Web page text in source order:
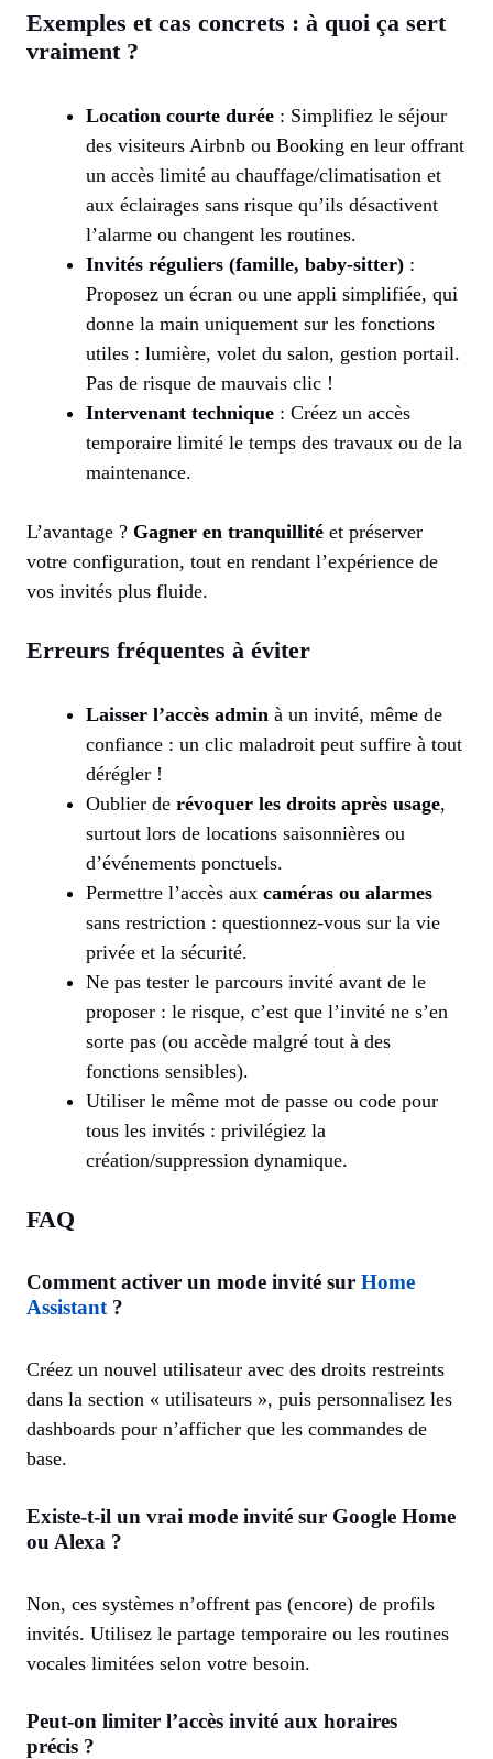
Exemples et cas concrets : à quoi ça sert
vraiment ?
Location courte durée : Simplifiez le séjour
des visiteurs Airbnb ou Booking en leur offrant
un accès limité au chauffage/climatisation et
aux éclairages sans risque qu’ils désactivent
l’alarme ou changent les routines.
Invités réguliers (famille, baby-sitter) :
Proposez un écran ou une appli simplifiée, qui
donne la main uniquement sur les fonctions
utiles : lumière, volet du salon, gestion portail.
Pas de risque de mauvais clic !
Intervenant technique : Créez un accès
temporaire limité le temps des travaux ou de la
maintenance.
L’avantage ? Gagner en tranquillité et préserver
votre configuration, tout en rendant l’expérience de
vos invités plus fluide.
Erreurs fréquentes à éviter
Laisser l’accès admin à un invité, même de
confiance : un clic maladroit peut suffire à tout
dérégler !
Oublier de révoquer les droits après usage,
surtout lors de locations saisonnières ou
d’événements ponctuels.
Permettre l’accès aux caméras ou alarmes
sans restriction : questionnez-vous sur la vie
privée et la sécurité.
Ne pas tester le parcours invité avant de le
proposer : le risque, c’est que l’invité ne s’en
sorte pas (ou accède malgré tout à des
fonctions sensibles).
Utiliser le même mot de passe ou code pour
tous les invités : privilégiez la
création/suppression dynamique.
FAQ
Comment activer un mode invité sur Home
Assistant?
Créez un nouvel utilisateur avec des droits restreints
dans la section « utilisateurs », puis personnalisez les
dashboards pour n’afficher que les commandes de
base.
Existe-t-il un vrai mode invité sur Google Home
ou Alexa ?
Non, ces systèmes n’offrent pas (encore) de profils
invités. Utilisez le partage temporaire ou les routines
vocales limitées selon votre besoin.
Peut-on limiter l’accès invité aux horaires
précis ?